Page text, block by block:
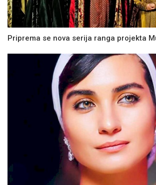
Priprema se nova serija ranga projekta